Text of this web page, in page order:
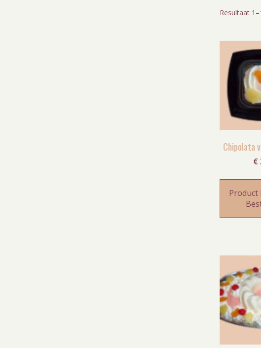
Resultaat
Chipolata
€
Product